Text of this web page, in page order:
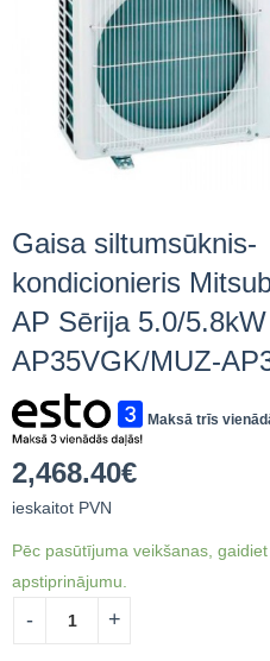
Gaisa siltumsūknis-
kondicionieris
AP Sērija 5.0/
AP35VGK/MUZ-
Maksā trīs
2,468.40€
ieskaitot PVN
Pēc pasūtījuma veikšanas,
apstiprinājumu.